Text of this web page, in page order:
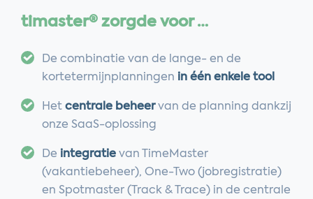
timaster® zorgde voor …
De combinatie van de lange- en de
kortetermijnplanningen in één enkele tool
Hetcentrale beheervan de planning dankzij
onze SaaS-oplossing
De integratie van TimeMaster
(vakantiebeheer), One-Two (jobregistratie)
en Spotmaster (Track & Trace) in de centrale